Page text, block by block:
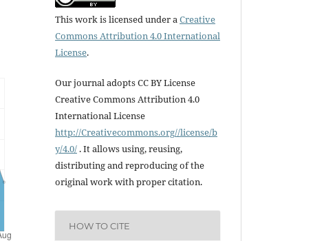
This work is licensed under aCreative
Commons Attribution 4.0 International
License.
Our journal adopts CC BY License
Creative Commons Attribution 4.0
International License
http://Creativecommons.org//license/b
y/4.0/ . It allows using, reusing,
distributing and reproducing of the
original work with proper citation.
HOW TO CITE